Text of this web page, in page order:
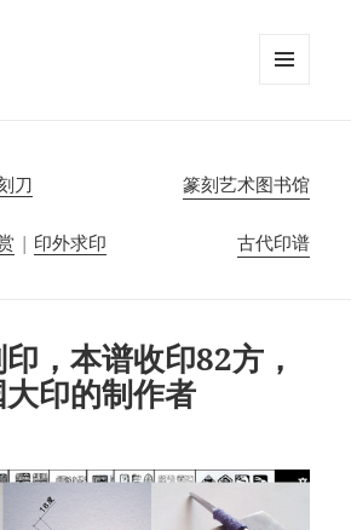
刀 篆刻艺术图书馆
| 印外求印 古代印谱
，本谱收印82方，
印的制作者